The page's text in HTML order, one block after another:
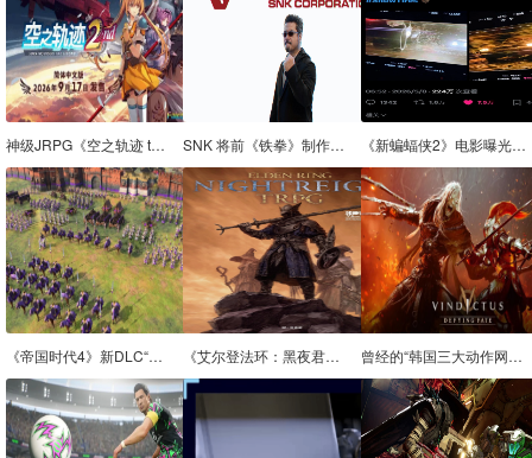
神级JRPG《空之轨迹 the 2nd》最新情报公布！结社现身 PC版无特典 SNK 将前《铁拳》制作人原田胜弘新工作室 VS Studio 纳入麾下 《新蝙蝠侠2》电影曝光冬季设定，经典反派急冻人或将登场
《帝国时代4》新DLC“岳飞传”发售，玩家吐槽：岳飞传没有岳飞？ 《艾尔登法环：黑夜君临》TRPG 桌游 6 月 19 日发售，携同伴迎战“黑夜王” 曾经的“韩国三大动作网游”之一，如今想重新伟大